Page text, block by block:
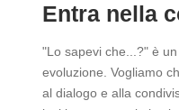
Entra nella
"Lo sapevi che...?" è
evoluzione. Vogliamo
al dialogo e alla